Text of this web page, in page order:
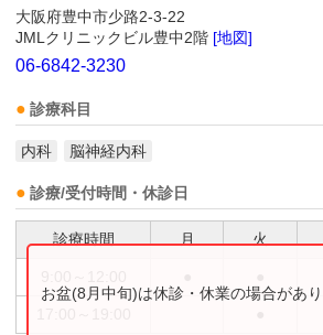
大阪府豊中市少路2-3-22
JMLクリニックビル豊中2階 [地図]
06-6842-3230
診療科目
内科 脳神経内科
診療/受付時間・休診日
診療時間 月 火
お盆(8月中旬)は休診・休業の場合があ